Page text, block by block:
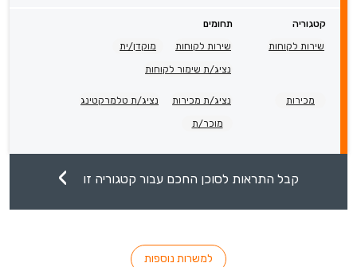
קטגוריה
תחומים
שירות לקוחות
שירות לקוחות מוקדן/ית
נציג/ת שימור לקוחות
מכירות נציג/ת מכירות נציג/ת טלמרקטינג
מוכר/ת
קבל התראות לסוכן החכם עבור קטגוריה זו
למשרות נוספות